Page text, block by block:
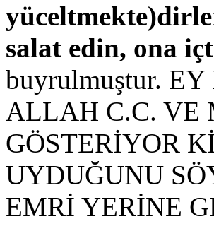
salat edin, ona
buyrulmuştur.
ALLAH C.C. VE
GÖSTERİYOR
UYDUĞUNU
EMRİ YERİNE